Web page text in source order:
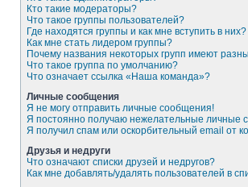
Кто такие модераторы?
Что такое группы пользователей?
Где находятся группы и как мне вступить в них?
Как мне стать лидером группы?
Почему названия некоторых групп имеют
Что такое группа по умолчанию?
Что означает ссылка «Наша команда»?
Личные сообщения
Я не могу отправить личные сообщения!
Я постоянно получаю нежелательные личные
Я получил спам или оскорбительный email от
Друзья и недруги
Что означают списки друзей и недругов?
Как мне добавлять/удалять пользователей в